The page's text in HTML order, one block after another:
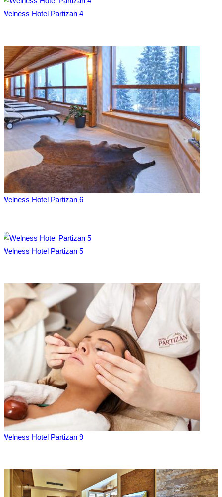
Welness Hotel Partizan 4
Welness Hotel Partizan 6
Welness Hotel Partizan 5
Welness Hotel Partizan 9